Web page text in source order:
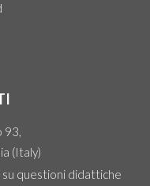
93,
(Italy)
questioni didattiche